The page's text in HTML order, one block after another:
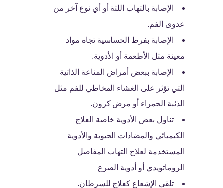
الإصابة بالتهاب اللثة أو أي نوع آخر من
عدوى الفم.
الإصابة بفرط الحساسية تجاه مواد
معينة مثل الأطعمة أو الأدوية.
الإصابة ببعض أمراض المناعة الذاتية
التي تؤثر على الغشاء المخاطي للفم مثل
الذئبة الحمراء أو مرض كرون.
تناول بعض الأدوية خاصة العلاج
الكيميائي والمضادات الحيوية والأدوية
المستخدمة لعلاج التهاب المفاصل
الروماتويدي أو أدوية الصرع
تلقي الإشعاع كعلاج للسرطان.